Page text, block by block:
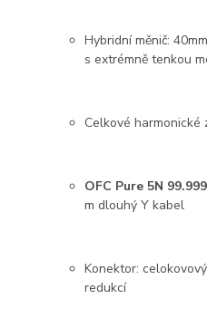
Hybridní měnič:
s extrémně tenkou
Celkové harmonické
OFC Pure 5N
m dlouhý Y kabel
Konektor:
redukcí